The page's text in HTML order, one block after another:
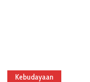
Kebudayaan